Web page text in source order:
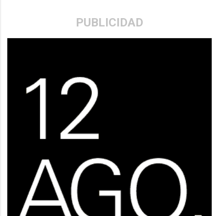
PUBLICIDAD